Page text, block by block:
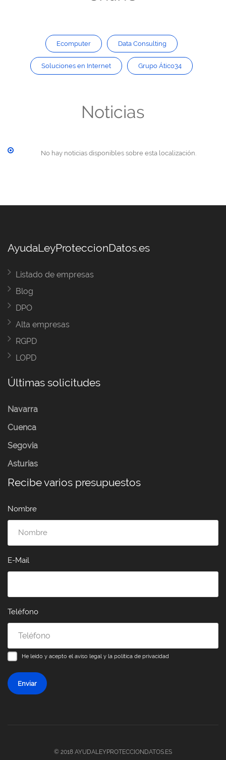
Ecomputer Data Consulting
Soluciones en Internet Grupo Ático34
Noticias
No hay noticias disponibles sobre esta localización.
AyudaLeyProteccionDatos.es
Listado de empresas
Blog
DPO
Alta empresas
RGPD
LOPD
Últimas solicitudes
Navarra
Cuenca
Segovia
Asturias
Recibe varios presupuestos
Nombre
E-Mail
Teléfono
He leído y acepto el aviso legal y la política de privacidad
Enviar
© 2018 AYUDALEYPROTECCIONDATOS.ES